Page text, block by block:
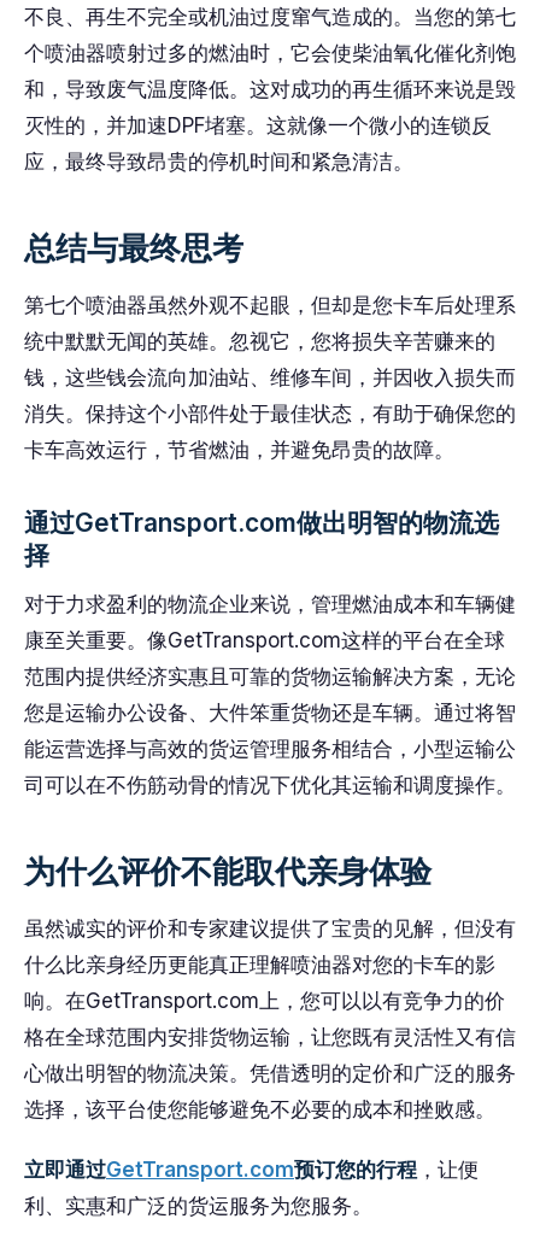
不良、再生不完全或机油过度窜气造成的。当您的第七
个喷油器喷射过多的燃油时，它会使柴油氧化催化剂饱
和，导致废气温度降低。这对成功的再生循环来说是毁
灭性的，并加速DPF堵塞。这就像一个微小的连锁反
应，最终导致昂贵的停机时间和紧急清洁。
总结与最终思考
第七个喷油器虽然外观不起眼，但却是您卡车后处理系
统中默默无闻的英雄。忽视它，您将损失辛苦赚来的
钱，这些钱会流向加油站、维修车间，并因收入损失而
消失。保持这个小部件处于最佳状态，有助于确保您的
卡车高效运行，节省燃油，并避免昂贵的故障。
通过GetTransport.com做出明智的物流选
择
对于力求盈利的物流企业来说，管理燃油成本和车辆健
康至关重要。像GetTransport.com这样的平台在全球
范围内提供经济实惠且可靠的货物运输解决方案，无论
您是运输办公设备、大件笨重货物还是车辆。通过将智
能运营选择与高效的货运管理服务相结合，小型运输公
司可以在不伤筋动骨的情况下优化其运输和调度操作。
为什么评价不能取代亲身体验
虽然诚实的评价和专家建议提供了宝贵的见解，但没有
什么比亲身经历更能真正理解喷油器对您的卡车的影
响。在GetTransport.com上，您可以以有竞争力的价
格在全球范围内安排货物运输，让您既有灵活性又有信
心做出明智的物流决策。凭借透明的定价和广泛的服务
选择，该平台使您能够避免不必要的成本和挫败感。
立即通过GetTransport.com预订您的行程 ，让便
利、实惠和广泛的货运服务为您服务。